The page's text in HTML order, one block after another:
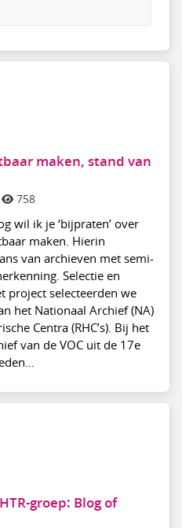
maken, stand van
758
wil ik je ‘bijpraten’ over
maken. Hierin
van archieven met semi-
Selectie en
project selecteerden we
het Nationaal Archief (NA)
Centra (RHC’s). Bij het
van de VOC uit de 17e
groep: Blog of